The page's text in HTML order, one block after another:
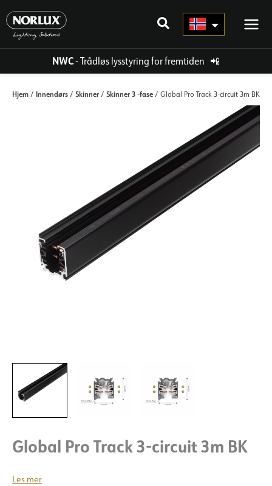
rett
innholdet
NWC- Trådløs lysstyring for fremtiden 📲
Hjem / Innendørs / Skinner/ Skinner 3 -fase / Global Pro Track 3-circuit 3m BK
Global Pro Track 3-circuit 3m BK
Les mer